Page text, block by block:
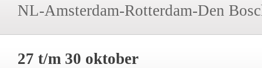
NL-Amsterdam-Rotterdam-Den
27 t/m 30 oktober